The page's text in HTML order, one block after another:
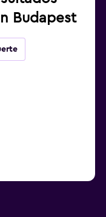
Budapest